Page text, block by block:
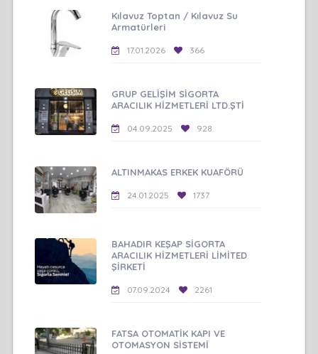
Kılavuz Toptan / Kılavuz Su
Armatürleri
17.01.2026 366
GRUP GELİŞİM SİGORTA
ARACILIK HİZMETLERİ LTD.ŞTİ
04.09.2025 928
ALTINMAKAS ERKEK KUAFÖRÜ
24.01.2025 1737
BAHADIR KEŞAP SİGORTA
ARACILIK HİZMETLERİ LİMİTED
ŞİRKETİ
07.09.2024 2261
FATSA OTOMATİK KAPI VE
OTOMASYON SİSTEMİ